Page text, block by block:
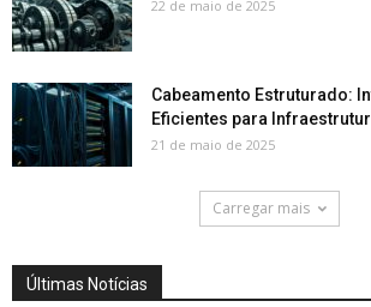
22 de maio de 2025
Cabeamento Estruturado:
Eficientes para
21 de maio de 2025
Carregar mais
Últimas Notícias